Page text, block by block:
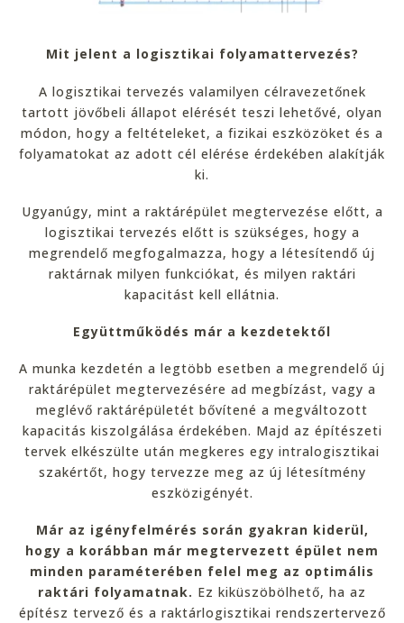
Mit jelent a logisztikai folyamattervezés?
A logisztikai tervezés valamilyen célravezetőnek
tartott jövőbeli állapot elérését teszi lehetővé, olyan
módon, hogy a feltételeket, a fizikai eszközöket és a
folyamatokat az adott cél elérése érdekében alakítják
ki.
Ugyanúgy, mint a raktárépület megtervezése előtt, a
logisztikai tervezés előtt is szükséges, hogy a
megrendelő megfogalmazza, hogy a létesítendő új
raktárnak milyen funkciókat, és milyen raktári
kapacitást kell ellátnia.
Együttműködés már a kezdetektől
A munka kezdetén a legtöbb esetben a megrendelő új
raktárépület megtervezésére ad megbízást, vagy a
meglévő raktárépületét bővítené a megváltozott
kapacitás kiszolgálása érdekében. Majd az építészeti
tervek elkészülte után megkeres egy intralogisztikai
szakértőt, hogy tervezze meg az új létesítmény
eszközigényét.
Már az igényfelmérés során gyakran kiderül,
hogy a korábban már megtervezett épület nem
minden paraméterében felel meg az optimális
raktári folyamatnak. Ez kiküszöbölhető, ha az
építész tervező és a raktárlogisztikai rendszertervező